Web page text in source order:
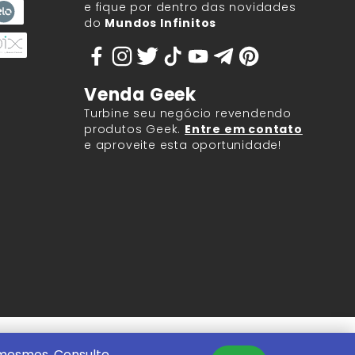
e fique por dentro das novidades
do Mundos Infinitos
Venda Geek
Turbine seu negócio revendendo
produtos Geek. Entre em contato
e aproveite esta oportunidade!
0001-60.